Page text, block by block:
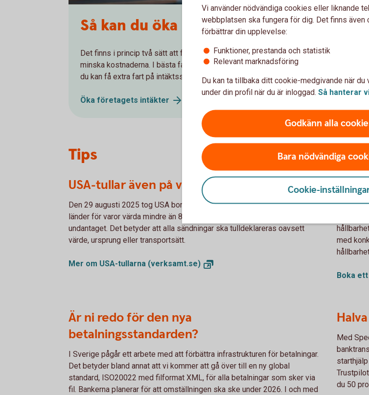
Så kan du öka intäkterna i höst
Det finns i princip två sätt att förbättra resultatet i en verksamhet – öka intäkterna eller
minska kostnaderna. I bästa fall gör man båda och samtidigt. Här får du åtta tips på hur
du kan få extra fart på intäktsströmmar.
Öka företagets intäkter
Tips
USA-tullar även på varor för små värden
Den 29 augusti 2025 tog USA bort möjligheten till tullfri import från EU-
länder för varor värda mindre än 800 dollar, det så kallade De Minimis-
undantaget. Det betyder att alla sändningar ska tulldeklareras oavsett
värde, ursprung eller transportsätt.
Mer om USA-tullarna (verksamt.se)
Behöver
med
Boka
Är ni redo för den nya
betalningsstandarden?
I Sverige pågår ett arbete med att förbättra infrastrukturen för betalningar.
Det betyder bland annat att vi kommer att gå över till en ny global
standard, ISO20022 med filformat XML, för alla betalningar som sker via
fil. Bankerna planerar för att omställningen ska ske under 2026. I och med
Med
du 50
Vi använder nödvändiga cookies eller liknande
webbplatsen ska fungera för dig. Det finns även
förbättrar din upplevelse:
Funktioner, prestanda och statistik
Relevant marknadsföring
Du kan ta tillbaka ditt cookie-medgivande när
under din profil när du är inloggad. Så hanterar
Godkänn alla
Bara nödvändiga
Cookie-